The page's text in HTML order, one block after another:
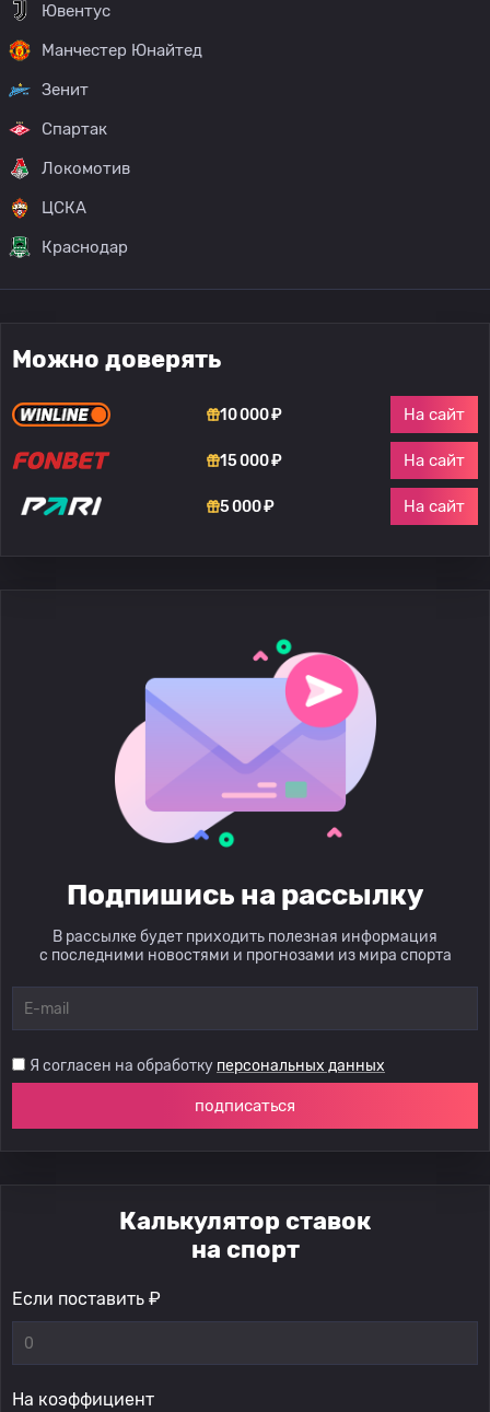
Ювентус
Манчестер Юнайтед
Зенит
Спартак
Локомотив
ЦСКА
Краснодар
Можно доверять
10 000 ₽ На сайт
15 000 ₽ На сайт
5 000 ₽ На сайт
Подпишись на рассылку
В рассылке будет приходить полезная информация
с последними новостями и прогнозами из мира спорта
Я согласен на обработку персональных данных
подписаться
Калькулятор ставок
на спорт
Если поставить ₽
На коэффициент